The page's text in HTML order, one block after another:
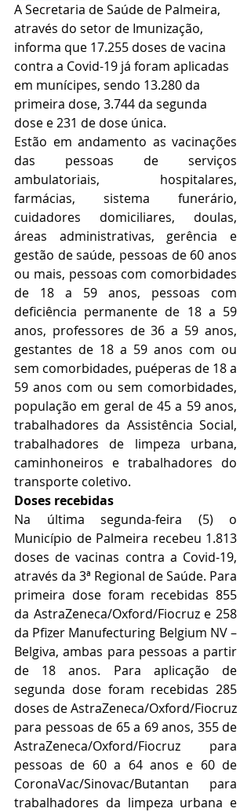
A Secretaria de Saúde de Palmeira,
através do setor de Imunização,
informa que 17.255 doses de vacina
contra a Covid-19 já foram aplicadas
em munícipes, sendo 13.280 da
primeira dose, 3.744 da segunda
dose e 231 de dose única.
Estão em andamento as vacinações
das pessoas de serviços
ambulatoriais, hospitalares,
farmácias, sistema funerário,
cuidadores domiciliares, doulas,
áreas administrativas, gerência e
gestão de saúde, pessoas de 60 anos
ou mais, pessoas com comorbidades
de 18 a 59 anos, pessoas com
deficiência permanente de 18 a 59
anos, professores de 36 a 59 anos,
gestantes de 18 a 59 anos com ou
sem comorbidades, puéperas de 18 a
59 anos com ou sem comorbidades,
população em geral de 45 a 59 anos,
trabalhadores da Assistência Social,
trabalhadores de limpeza urbana,
caminhoneiros e trabalhadores do
transporte coletivo.
Doses recebidas
Na última segunda-feira (5) o
Município de Palmeira recebeu 1.813
doses de vacinas contra a Covid-19,
através da 3ª Regional de Saúde. Para
primeira dose foram recebidas 855
da AstraZeneca/Oxford/Fiocruz e 258
da Pfizer Manufecturing Belgium NV –
Belgiva, ambas para pessoas a partir
de 18 anos. Para aplicação de
segunda dose foram recebidas 285
doses de AstraZeneca/Oxford/Fiocruz
para pessoas de 65 a 69 anos, 355 de
AstraZeneca/Oxford/Fiocruz para
pessoas de 60 a 64 anos e 60 de
trabalhadores da limpeza urbana e